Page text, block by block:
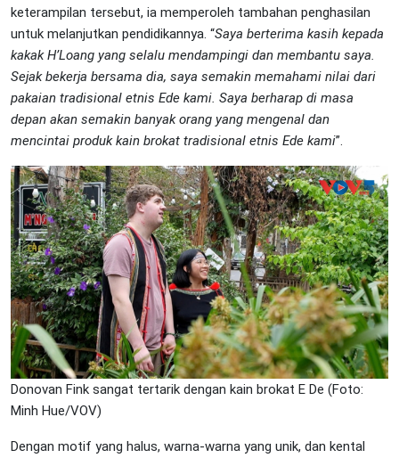
keterampilan tersebut, ia memperoleh tambahan penghasilan
untuk melanjutkan pendidikannya. “Saya berterima kasih kepada
kakak H’Loang yang selalu mendampingi dan membantu saya.
Sejak bekerja bersama dia, saya semakin memahami nilai dari
pakaian tradisional etnis Ede kami. Saya berharap di masa
depan akan semakin banyak orang yang mengenal dan
mencintai produk kain brokat tradisional etnis Ede kami”.
Donovan Fink sangat tertarik dengan kain brokat E De (Foto:
Minh Hue/VOV)
Dengan motif yang halus, warna-warna yang unik, dan kental